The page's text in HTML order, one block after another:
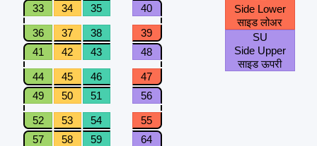
33
34 35 40
36 37 38
39
41
42 43 48
44 45 46
47
49
50 51 56
52 53 54
55
57
58 59 64
Side Lower
साइड लोअर
SU
Side Upper
साइड ऊपरी